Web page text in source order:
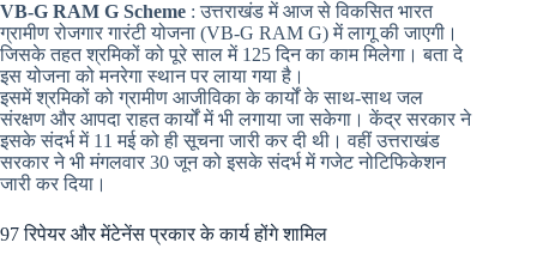
VB-G RAM G Scheme : उत्तराखंड में आज से विकसित भारत
ग्रामीण रोजगार गारंटी योजना (VB-G RAM G) में लागू की जाएगी।
जिसके तहत श्रमिकों को पूरे साल में 125 दिन का काम मिलेगा। बता दे
इस योजना को मनरेगा स्थान पर लाया गया है।
इसमें श्रमिकों को ग्रामीण आजीविका के कार्यों के साथ-साथ जल
संरक्षण और आपदा राहत कार्यों में भी लगाया जा सकेगा। केंद्र सरकार ने
इसके संदर्भ में 11 मई को ही सूचना जारी कर दी थी। वहीं उत्तराखंड
सरकार ने भी मंगलवार 30 जून को इसके संदर्भ में गजेट नोटिफिकेशन
जारी कर दिया।
97 रिपेयर और मेंटेनेंस प्रकार के कार्य होंगे शामिल